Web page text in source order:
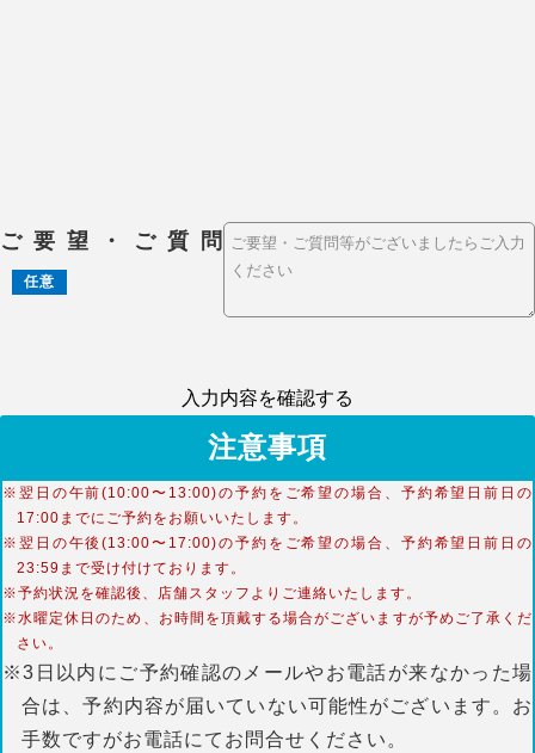
ご要望・ご質問
任意
入力内容を確認する
注意事項
※翌日の午前(10:00〜13:00)の予約をご希望の場合、予約希望日前日の
17:00までにご予約をお願いいたします。
※翌日の午後(13:00〜17:00)の予約をご希望の場合、予約希望日前日の
23:59まで受け付けております。
※予約状況を確認後、店舗スタッフよりご連絡いたします。
※水曜定休日のため、お時間を頂戴する場合がございますが予めご了承くだ
さい。
※3日以内にご予約確認のメールやお電話が来なかった場
合は、予約内容が届いていない可能性がございます。お
手数ですがお電話にてお問合せください。